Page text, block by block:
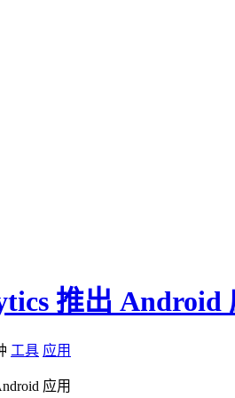
推出 Android
工具 应用